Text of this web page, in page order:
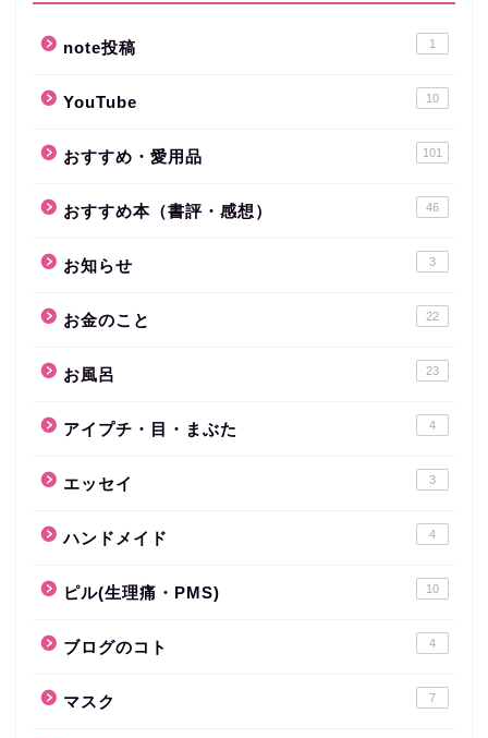
note投稿 1
YouTube 10
おすすめ・愛用品 101
おすすめ本（書評・感想） 46
お知らせ 3
お金のこと 22
お風呂 23
アイプチ・目・まぶた 4
エッセイ 3
ハンドメイド 4
ピル(生理痛・PMS) 10
ブログのコト 4
マスク 7